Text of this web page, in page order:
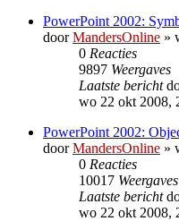
PowerPoint 2002:
doorMandersOnline »
0 Reacties
9897 Weergaves
Laatste bericht
wo 22 okt 2008,
PowerPoint 2002:
doorMandersOnline »
0 Reacties
10017 Weergaves
Laatste bericht
wo 22 okt 2008,